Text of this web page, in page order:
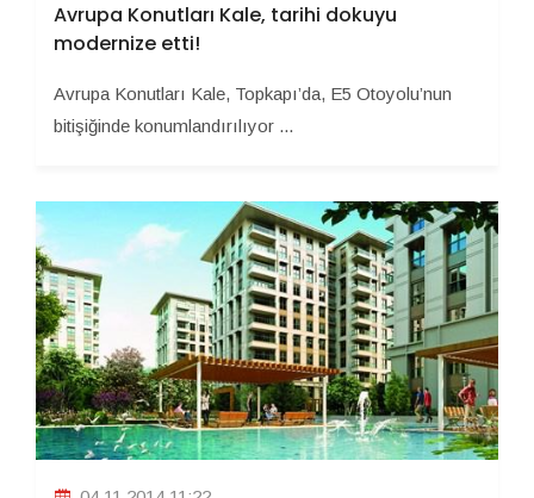
Avrupa Konutları Kale, tarihi dokuyu
modernize etti!
Avrupa Konutları Kale, Topkapı’da, E5 Otoyolu’nun
bitişiğinde konumlandırılıyor ...